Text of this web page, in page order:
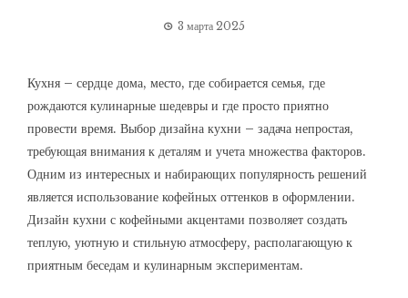
3 марта 2025
Кухня – сердце дома, место, где собирается семья, где
рождаются кулинарные шедевры и где просто приятно
провести время. Выбор дизайна кухни – задача непростая,
требующая внимания к деталям и учета множества факторов.
Одним из интересных и набирающих популярность решений
является использование кофейных оттенков в оформлении.
Дизайн кухни с кофейными акцентами позволяет создать
теплую, уютную и стильную атмосферу, располагающую к
приятным беседам и кулинарным экспериментам.